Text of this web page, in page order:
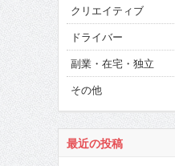
クリエイティブ
ドライバー
副業・在宅・独立
その他
最近の投稿